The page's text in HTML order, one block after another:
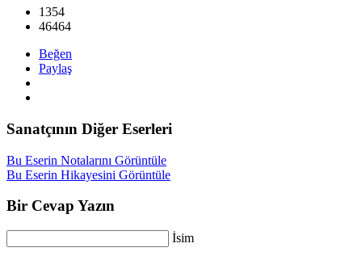
1354
46464
Beğen
Paylaş
Sanatçının Diğer Eserleri
Bu Eserin Notalarını Görüntüle
Bu Eserin Hikayesini Görüntüle
Bir Cevap Yazın
İsim